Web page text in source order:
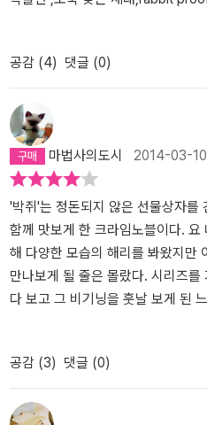
이때부터 백인들은 자신의 우월성
로 내쫓았고 애버리진은 저절로 열
설에서 애버리진은 사건해결의 중
하게 되는 계기? 나 다름없다. 애
아담과 하와처럼 먹지 말아할 할 나
자(버룩부른의 아내)는 박쥐인 나
후 온 세상에 죽음이 퍼트려지게 되
나무는 애버리진의 야란나무였고
은 죽음이라는 비극을 알게 되자
야란나무 껍질에서 붉은 고무가 된
좀 웃기는 개념이 있어요. 영국인
작지가 많은 걸 보고 만든 개념이예
주했지요. 그런데 애버리진은 자연
먹을 게 나는지 알고 제철에 찾아가
자리에 정착하지 않는다는 이유로
라고 간주한 겁니다. 이게 태라 눌
공감 (4) 댓글 (0)
마법사의도시 2014-03-10
'박쥐'는 정돈되지 않은 선물상자를
함께 맛보게 한 크라임노블이다.
해 다양한 모습의 해리를 봐왔지만
만나보게 될 줄은 몰랐다. 시리즈
다 보고 그 비기닝을 훗날 보게 된
그들만의 규칙을 통해 어둠을 지배
두려워한 적도 있지만 꾸준히 시청
게 지켜보게된 생명체였다. 그런
가 제목에 갖다 붙였는지 모르기 때
공감 (3) 댓글 (0)